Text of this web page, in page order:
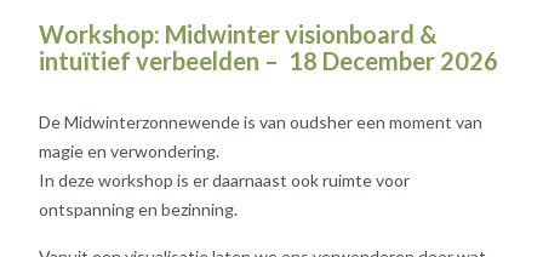
Workshop: Midwinter visionboard &
intuïtief verbeelden – 18 December 2026
De Midwinterzonnewende is van oudsher een moment van
magie en verwondering.
In deze workshop is er daarnaast ook ruimte voor
ontspanning en bezinning.